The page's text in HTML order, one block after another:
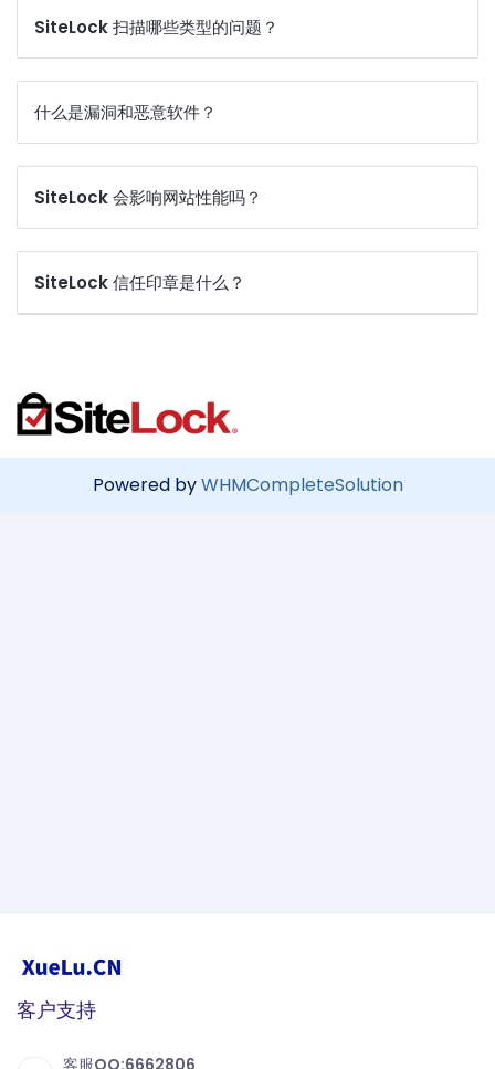
SiteLock 扫描哪些类型的问题？
什么是漏洞和恶意软件？
SiteLock 会影响网站性能吗？
SiteLock 信任印章是什么？
Powered byWHMCompleteSolution
客户支持
客服QQ:6662806